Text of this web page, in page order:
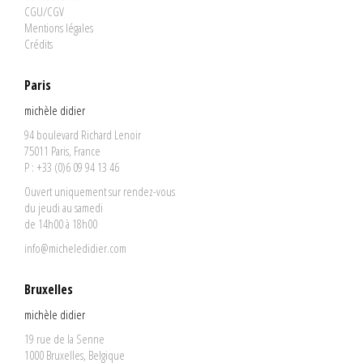
CGU/CGV
Mentions légales
Crédits
Paris
michèle didier
94 boulevard Richard Lenoir
75011 Paris, France
P : +33 (0)6 09 94 13 46
Ouvert uniquement sur rendez-vous
du jeudi au samedi
de 14h00 à 18h00
info@micheledidier.com
Bruxelles
michèle didier
19 rue de la Senne
1000 Bruxelles, Belgique